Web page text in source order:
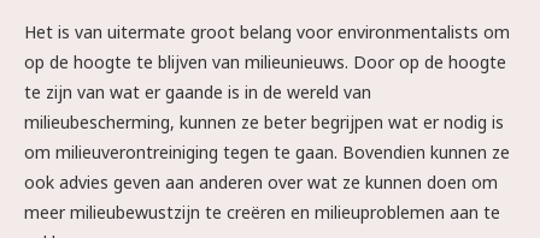
Het is van uitermate groot belang voor environmentalists om
op de hoogte te blijven van milieunieuws. Door op de hoogte
te zijn van wat er gaande is in de wereld van
milieubescherming, kunnen ze beter begrijpen wat er nodig is
om milieuverontreiniging tegen te gaan. Bovendien kunnen ze
ook advies geven aan anderen over wat ze kunnen doen om
meer milieubewustzijn te creëren en milieuproblemen aan te